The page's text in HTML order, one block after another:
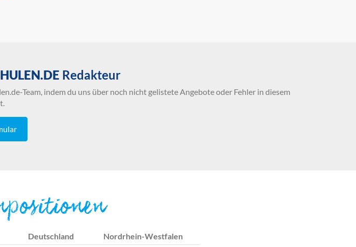
Redakteur
Team, indem du uns über noch nicht gelistete Angebote oder Fehler in diesem
Deutschland Nordrhein-Westfalen